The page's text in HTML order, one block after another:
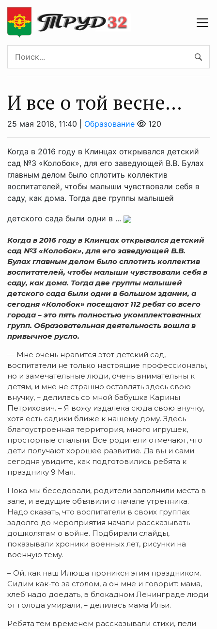
И все о той весне…
25 мая 2018, 11:40 | Образование 120
Когда в 2016 году в Клинцах открывался детский
сад №3 «Колобок», для его заведующей В.В. Булах
главным делом было сплотить коллектив
воспитателей, чтобы малыши чувствовали себя в
саду, как дома. Тогда две группы малышей
детского сада были одни в ...
Когда в 2016 году в Клинцах открывался детский
сад №3 «Колобок», для его заведующей В.В.
Булах главным делом было сплотить коллектив
воспитателей, чтобы малыши чувствовали себя в
саду, как дома. Тогда две группы малышей
детского сада были одни в большом здании, а
сегодня «Колобок» посещают 112 ребят со всего
города – это пять полностью укомплектованных
групп. Образовательная деятельность вошла в
привычное русло.
— Мне очень нравится этот детский сад,
воспитатели не только настоящие профессионалы,
но и замечательные люди, очень внимательны к
детям, и мне не страшно оставлять здесь свою
внучку, – делилась со мной бабушка Карины
Петрихович. – Я вожу издалека сюда свою внучку,
хотя есть садики ближе к нашему дому. Здесь
благоустроенная территория, много игрушек,
просторные спальни. Все родители отмечают, что
дети получают хорошее развитие. Да вы и сами
сегодня увидите, как подготовились ребята к
празднику 9 Мая.
Пока мы беседовали, родители заполнили места в
зале, и ведущие объявили о начале утренника.
Надо сказать, что воспитатели в своих группах
задолго до мероприятия начали рассказывать
дошколятам о войне. Подбирали слайды,
показывали хроники военных лет, рисунки на
военную тему.
– Ой, как наш Илюша проникся этим праздником.
Сидим как-то за столом, а он мне и говорит: мама,
хлеб надо доедать, в блокадном Ленинграде люди
от голода умирали, – делилась мама Ильи.
Ребята тем временем рассказывали стихи, пели